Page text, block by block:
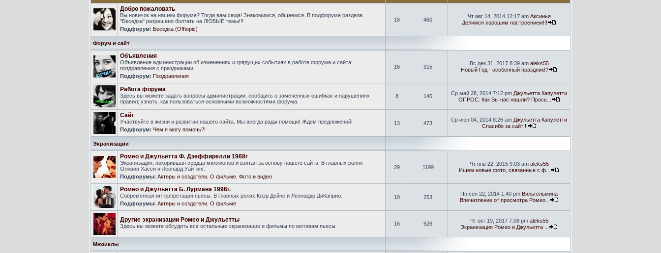
Добро пожаловать
Вы новичок на нашем форуме? Тогда вам сюда! Знакомимся, общаемся. В подфоруме раздела
"Беседка" разрешено болтать на ЛЮБЫЕ темы!!!
Подфорум: Беседка (Offtopic)
18 460
Чт авг 14, 2014 12:17 am Аксинья
Делимся хорошим настроением!!!
Форум и сайт
Объявления
Объявления администрации об изменениях и грядущих событиях в работе форума и сайта;
поздравления с праздниками.
Подфорум: Поздравления
16 315
Вс дек 31, 2017 8:39 am aleks55
Новый Год - особенный праздник!?
Работа форума
Здесь вы можете задать вопросы администрации, сообщить о замеченных ошибках и нарушениях
правил; узнать, как пользоваться основными возможностями форума.
8 145 Ср май 28, 2014 7:12 pm Джульетта Капулетти
ОПРОС: Как Вы нас нашли? Прось...
Сайт
Участвуйте в жизни и развитии нашего сайта. Мы всегда рады помощи! Ждем предложений!
Подфорум: Чем я могу помочь?!
13 473
Ср июн 04, 2014 8:26 am Джульетта Капулетти
Спасибо за сайт!!!
Экранизации
Ромео и Джульетта Ф. Дзеффирелли 1968г
Экранизация, покорившая сердца миллионов и взятая за основу нашего сайта. В главных ролях
Оливия Хасси и Леонард Уайтинг.
Подфорумы: Актеры и создатели О фильме Фото и видео
29 1199
Чт янв 22, 2015 9:03 am aleks55
Ищем новые фото, связанные с ф...
Ромео и Джульетта Б. Лурмана 1996г.
Современная интерпретация пьесы. В главных ролях Клэр Дейнс и Леонардо ДиКаприо.
Подфорумы: Актеры и создатели О фильме
10 253
Пн сен 22, 2014 1:40 pm Вильгельмина
Впечатление от просмотра Ромео...
Другие экранизации Ромео и Джульетты
Здесь вы можете обсудить все остальные экранизации и фильмы по мотивам пьесы. 16 626 Чт окт 19, 2017 7:08 pm aleks55
Экранизация Ромео и Джульетта ...
Мюзиклы